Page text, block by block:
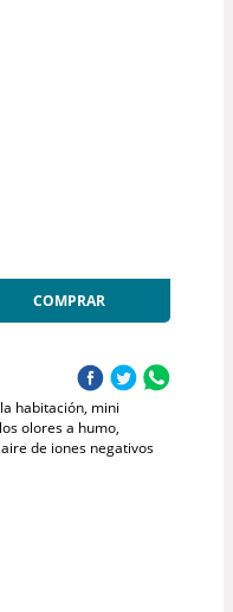
COMPRAR
habitación, mini
olores a humo,
de iones negativos